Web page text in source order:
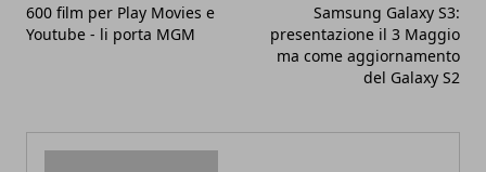
600 film per Play Movies e
Youtube - li porta MGM
Samsung Galaxy S3:
presentazione il 3 Maggio
ma come aggiornamento
del Galaxy S2